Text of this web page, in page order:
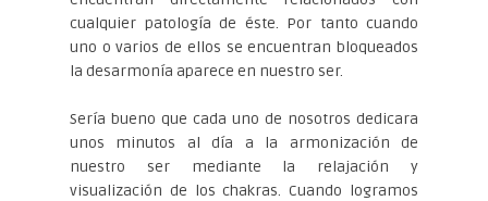
cualquier patología de éste. Por tanto cuando
uno o varios de ellos se encuentran bloqueados
la desarmonía aparece en nuestro ser.
Sería bueno que cada uno de nosotros dedicara
unos minutos al día a la armonización de
nuestro ser mediante la relajación y
visualización de los chakras. Cuando logramos